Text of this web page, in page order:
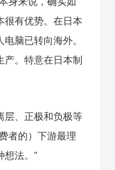
很有优势。在日本
脑已转向海外。
产。特意在日本制
层、正极和负极等
者的）下游最理
想法。”